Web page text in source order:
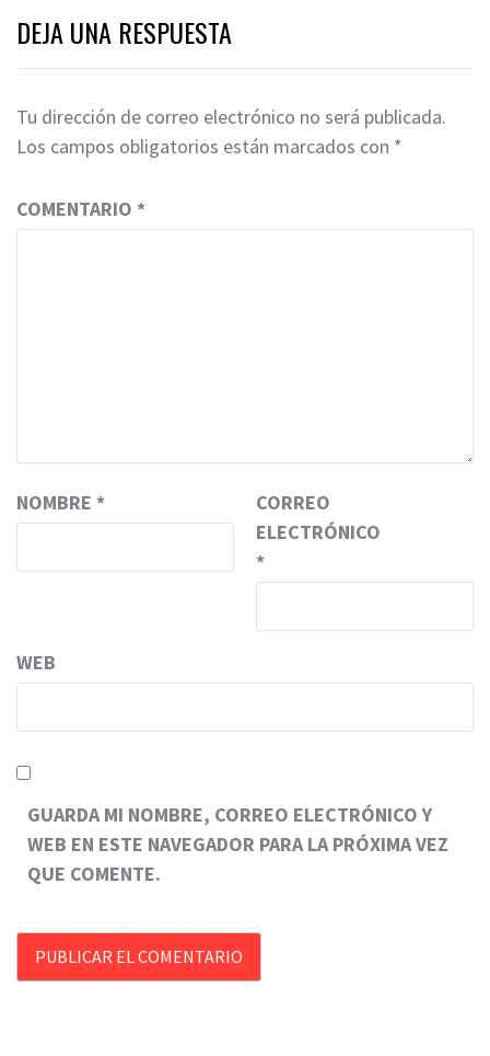
DEJA UNA RESPUESTA
Tu dirección de correo electrónico no será publicada.
Los campos obligatorios están marcados con *
COMENTARIO *
NOMBRE *
CORREO
ELECTRÓNICO
*
WEB
GUARDA MI NOMBRE, CORREO ELECTRÓNICO Y
WEB EN ESTE NAVEGADOR PARA LA PRÓXIMA VEZ
QUE COMENTE.